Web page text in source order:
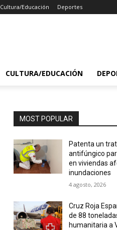
Cultura/Educación Deportes
CULTURA/EDUCACIÓN
MOST POPULAR
Patenta un
antifúngico
en viviendas
inundaciones
4 agosto, 2026
Cruz Roja
de 88
humanitaria a